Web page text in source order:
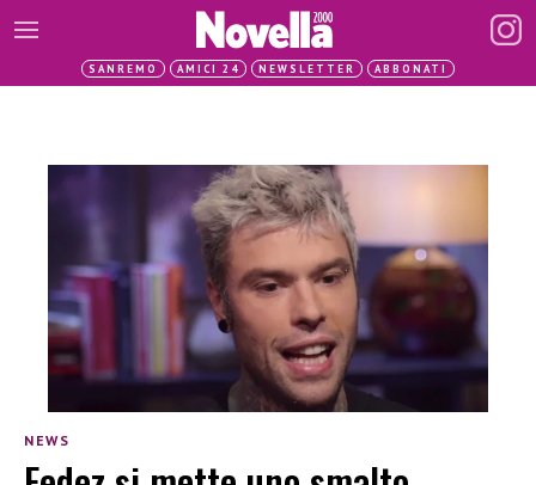
SANREMO AMICI 24 NEWSLETTER ABBONATI
NEWS